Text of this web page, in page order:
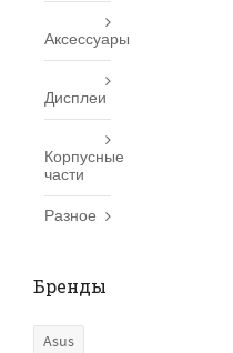
Аксессуары
Дисплеи
Корпусные
части
Разное
Бренды
Asus